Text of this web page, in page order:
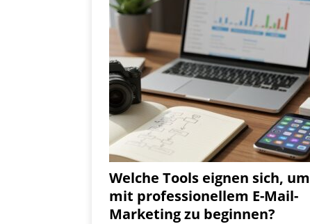
Welche Tools eignen sich, um
mit professionellem E-Mail-
Marketing zu beginnen?